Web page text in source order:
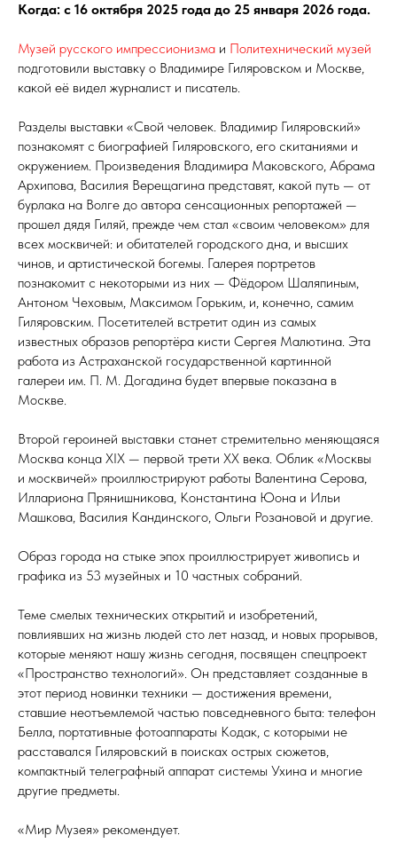
Когда: с 16 октября 2025 года до 25 января 2026 года.
Музей русского импрессионизма и Политехнический музей
подготовили выставку о Владимире Гиляровском и Москве,
какой её видел журналист и писатель.
Разделы выставки «Свой человек. Владимир Гиляровский»
познакомят с биографией Гиляровского, его скитаниями и
окружением. Произведения Владимира Маковского, Абрама
Архипова, Василия Верещагина представят, какой путь — от
бурлака на Волге до автора сенсационных репортажей —
прошел дядя Гиляй, прежде чем стал «своим человеком» для
всех москвичей: и обитателей городского дна, и высших
чинов, и артистической богемы. Галерея портретов
познакомит с некоторыми из них — Фёдором Шаляпиным,
Антоном Чеховым, Максимом Горьким, и, конечно, самим
Гиляровским. Посетителей встретит один из самых
известных образов репортёра кисти Сергея Малютина. Эта
работа из Астраханской государственной картинной
галереи им. П. М. Догадина будет впервые показана в
Москве.
Второй героиней выставки станет стремительно меняющаяся
Москва конца XIX — первой трети XX века. Облик «Москвы
и москвичей» проиллюстрируют работы Валентина Серова,
Иллариона Прянишникова, Константина Юона и Ильи
Машкова, Василия Кандинского, Ольги Розановой и другие.
Образ города на стыке эпох проиллюстрирует живопись и
графика из 53 музейных и 10 частных собраний.
Теме смелых технических открытий и изобретений,
повлиявших на жизнь людей сто лет назад, и новых прорывов,
которые меняют нашу жизнь сегодня, посвящен спецпроект
«Пространство технологий». Он представляет созданные в
этот период новинки техники — достижения времени,
ставшие неотъемлемой частью повседневного быта: телефон
Белла, портативные фотоаппараты Кодак, с которыми не
расставался Гиляровский в поисках острых сюжетов,
компактный телеграфный аппарат системы Ухина и многие
другие предметы.
«Мир Музея» рекомендует.